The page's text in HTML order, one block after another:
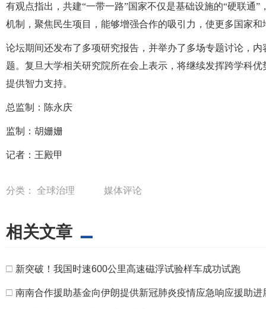
有观点指出，共建“一带一路”国家不仅是基础设施的“硬联通
机制，聚焦民生项目，能够增强合作的吸引力，使更多国家
论坛期间还发布了多项研究报告，并举办了多场专题讨论，
题。复旦大学相关研究院所在会上表示，将继续发挥跨学科
提供智力支持。
总监制：陈永庆
监制：胡姗姗
记者：王殿甲
分类： 全球治理 媒体评论
相关文章
□ 新突破！我国时速600公里高速磁浮试验样车成功试跑
□ 南南合作援助基金向伊朗提供新冠肺炎疫情应急响应援助进